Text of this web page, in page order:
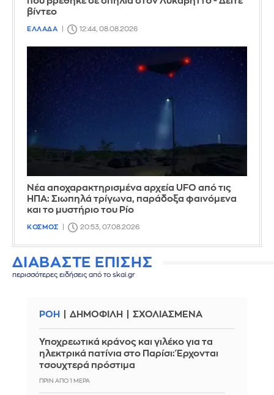
βίντεο
ΕΛΛΑΔΑ 12:44, 08.08.2026
Νέα αποχαρακτηρισμένα αρχεία UFO από τις
ΗΠΑ: Σιωπηλά τρίγωνα, παράδοξα φαινόμενα
και το μυστήριο του Ρίο
ΚΟΣΜΟΣ 20:53, 07.08.2026
ΔΙΑΒΑΣΤΕ ΕΠΙΣΗΣ
περισσότερες ειδήσεις από το skai.gr
ΡΟΗ ΔΗΜΟΦΙΛΗ ΣΧΟΛΙΑΣΜΕΝΑ
Υποχρεωτικά κράνος και γιλέκο για τα
ηλεκτρικά πατίνια στο Παρίσι: Έρχονται
τσουχτερά πρόστιμα
ΠΡΙΝ ΑΠΌ 1 ΜΈΡΑ